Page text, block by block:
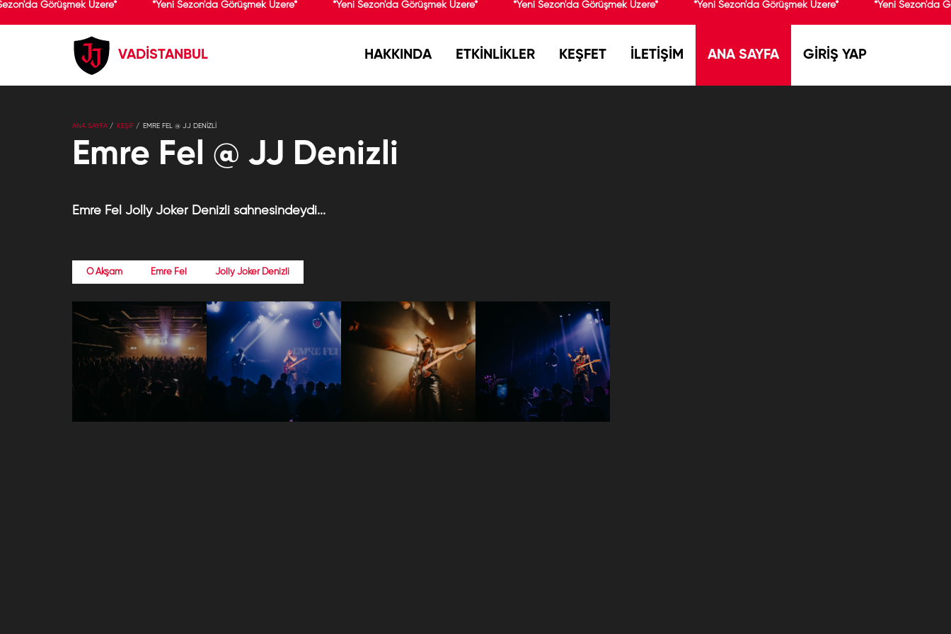
Görüşmek Üzere* *Yeni Sezon'da Görüşmek Üzere* *Yeni Sezon'da Görüşmek Üzere* *Yeni Sezon'da Görüşmek Üzere* *Yeni Sezon'da Görüşmek Üzere* *Yeni Sezon'da
VADİSTANBUL HAKKINDA ETKİNLİKLER KEŞFET İLETİŞİM ANA SAYFA GİRİŞ YAP
ANA SAYFA KEŞİF EMRE FEL @ JJ DENIZLI
Emre Fel @ JJ Denizli
Emre Fel Jolly Joker Denizli sahnesindeydi...
O Akşam Emre Fel Jolly Joker Denizli